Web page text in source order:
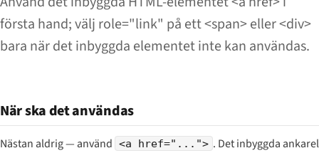
första hand; välj role="link" på ett <span> eller <div>
bara när det inbyggda elementet inte kan användas.
När ska det användas
Nästan aldrig — använd <a href="..."> . Det inbyggda